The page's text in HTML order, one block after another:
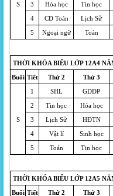
S
3
Hóa học Tin học
4
CĐ Toán Lịch Sử
5
Ngoại ngữ Toán
THỜI KHÓA BIỂU LỚP 12A4
Buổi Tiết Thứ 2 Thứ 3
S
1 SHL GDĐP
2
Tin học Hóa học
3
Lịch Sử HĐTN
4
Vật lí Sinh học
5
Toán Tin học
THỜI KHÓA BIỂU LỚP 12A5
Buổi Tiết Thứ 2 Thứ 3